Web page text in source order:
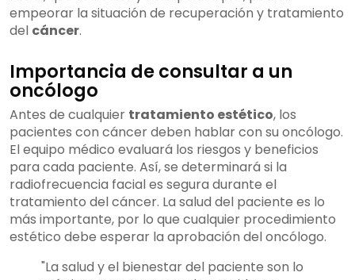
empeorar la situación de recuperación y tratamiento
del cáncer.
Importancia de consultar a un
oncólogo
Antes de cualquier tratamiento estético, los
pacientes con cáncer deben hablar con su oncólogo.
El equipo médico evaluará los riesgos y beneficios
para cada paciente. Así, se determinará si la
radiofrecuencia facial es segura durante el
tratamiento del cáncer. La salud del paciente es lo
más importante, por lo que cualquier procedimiento
estético debe esperar la aprobación del oncólogo.
"La salud y el bienestar del paciente son lo